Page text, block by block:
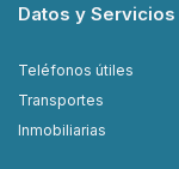
Datos y Servicios
Teléfonos útiles
Transportes
Inmobiliarias